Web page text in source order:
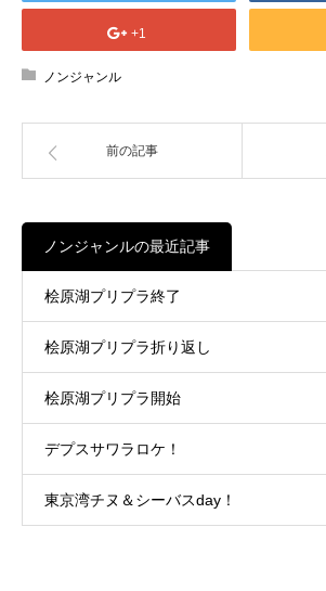
+1
ノンジャンル
前の記事
ノンジャンルの最近記事
桧原湖プリプラ終了
桧原湖プリプラ折り返し
桧原湖プリプラ開始
デプスサワラロケ！
東京湾チヌ＆シーバスday！